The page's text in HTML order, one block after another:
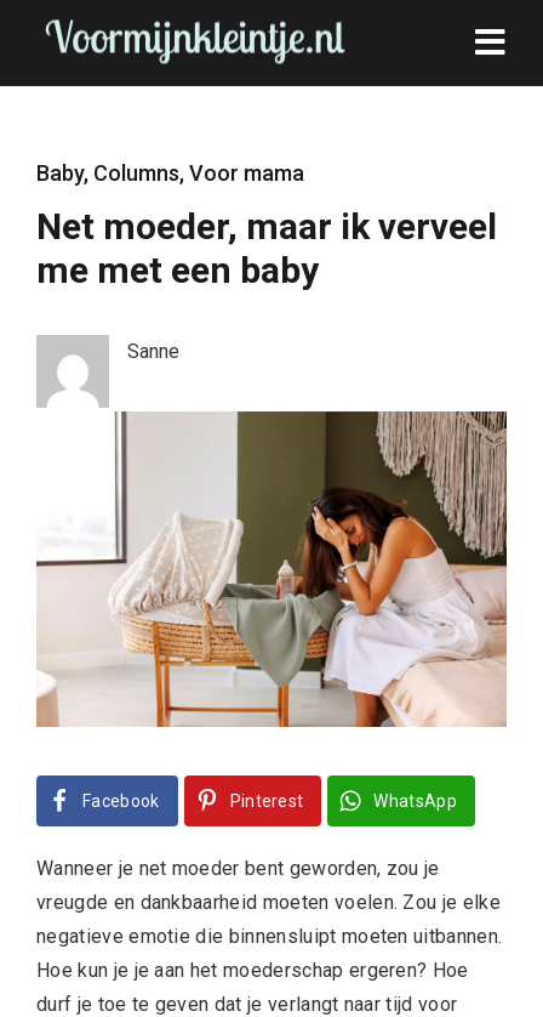
Baby, Columns,Voor mama
Net moeder, maar ik verveel
me met een baby
Sanne
Facebook Pinterest WhatsApp
Wanneer je net moeder bent geworden, zou je
vreugde en dankbaarheid moeten voelen. Zou je elke
negatieve emotie die binnensluipt moeten uitbannen.
Hoe kun je je aan het moederschap ergeren? Hoe
durf je toe te geven dat je verlangt naar tijd voor